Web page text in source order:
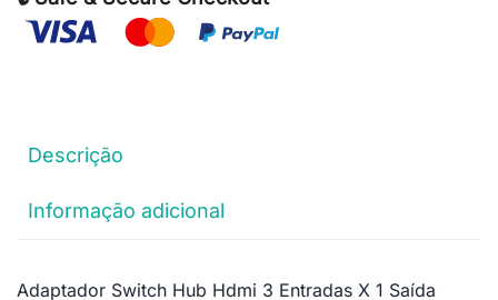
Descrição
Informação adicional
Adaptador Switch Hub Hdmi 3 Entradas X 1 Saída